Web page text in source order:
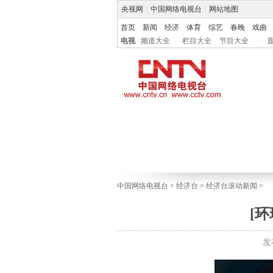
央视网 中国网络电视台 网站地图
首页 新闻 经济 体育 综艺 春晚
戏曲
电视
频道大全 栏目大全 节目大全
中国网络电视台 > 经济台 > 经济台滚动新闻 >
[环